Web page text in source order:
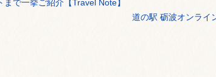
で一挙ご紹介【Travel Note】
道の駅 砺波オンライ